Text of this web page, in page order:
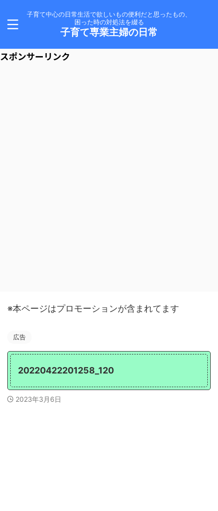
子育て中心の日常生活で欲しいもの便利だと思ったもの、
困った時の対処法を綴る
子育て専業主婦の日常
スポンサーリンク
※本ページはプロモーションが含まれてます
広告
20220422201258_120
2023年3月6日